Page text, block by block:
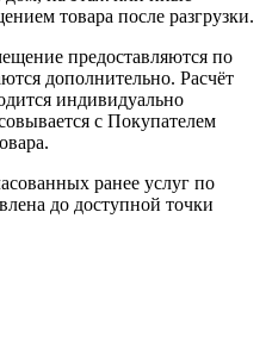
товара после разгрузки.
предоставляются по
дополнительно. Расчёт
индивидуально
с Покупателем
ранее услуг по
до доступной точки